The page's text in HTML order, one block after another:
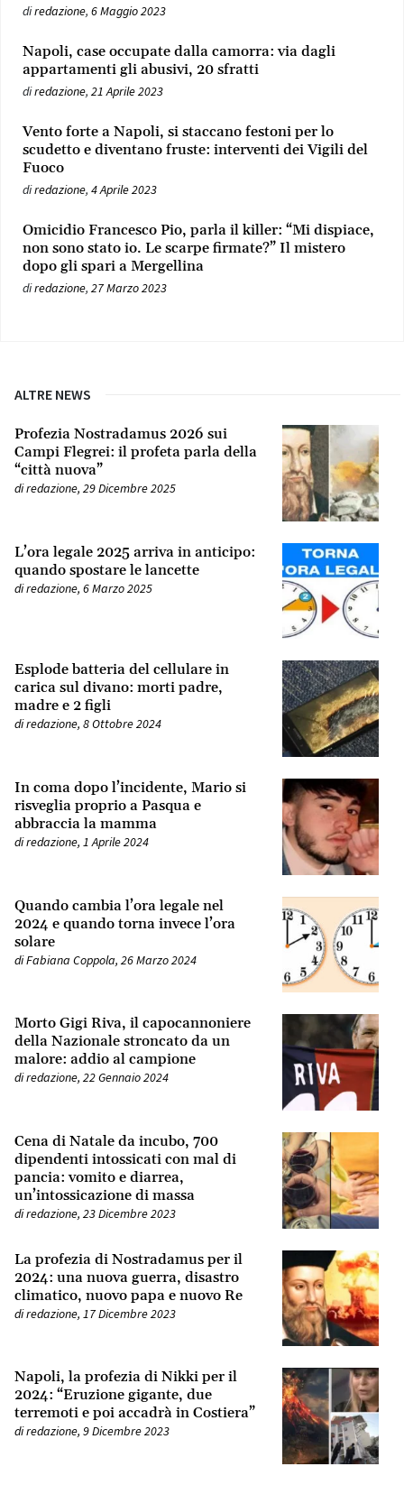
diredazione, 6 Maggio 2023
Napoli, case occupate dalla camorra: via dagli
appartamenti gli abusivi, 20 sfratti
diredazione, 21 Aprile 2023
Vento forte a Napoli, si staccano festoni per lo
scudetto e diventano fruste: interventi dei Vigili del
Fuoco
diredazione, 4 Aprile 2023
Omicidio Francesco Pio, parla il killer: “Mi dispiace,
non sono stato io. Le scarpe firmate?” Il mistero
dopo gli spari a Mergellina
diredazione, 27 Marzo 2023
ALTRE NEWS
Profezia Nostradamus 2026 sui
Campi Flegrei: il profeta parla della
“città nuova”
diredazione, 29 Dicembre 2025
L’ora legale 2025 arriva in anticipo:
quando spostare le lancette
diredazione, 6 Marzo 2025
Esplode batteria del cellulare in
carica sul divano: morti padre,
madre e 2 figli
diredazione, 8 Ottobre 2024
In coma dopo l’incidente, Mario si
risveglia proprio a Pasqua e
abbraccia la mamma
diredazione, 1 Aprile 2024
Quando cambia l’ora legale nel
2024 e quando torna invece l’ora
solare
diFabiana Coppola, 26 Marzo 2024
Morto Gigi Riva, il capocannoniere
della Nazionale stroncato da un
malore: addio al campione
diredazione, 22 Gennaio 2024
Cena di Natale da incubo, 700
dipendenti intossicati con mal di
pancia: vomito e diarrea,
un’intossicazione di massa
diredazione, 23 Dicembre 2023
La profezia di Nostradamus per il
2024: una nuova guerra, disastro
climatico, nuovo papa e nuovo Re
diredazione, 17 Dicembre 2023
Napoli, la profezia di Nikki per il
2024: “Eruzione gigante, due
terremoti e poi accadrà in Costiera”
diredazione, 9 Dicembre 2023